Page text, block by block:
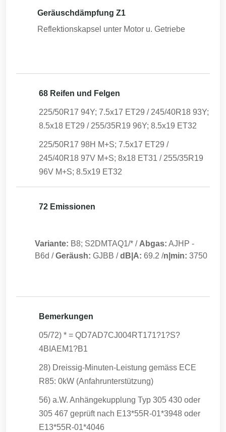
Geräuschdämpfung Z1
Reflektionskapsel unter Motor u. Getriebe
68 Reifen und Felgen
225/50R17 94Y; 7.5x17 ET29 / 245/40R18 93Y;
8.5x18 ET29 / 255/35R19 96Y; 8.5x19 ET32
225/50R17 98H M+S; 7.5x17 ET29 /
245/40R18 97V M+S; 8x18 ET31 / 255/35R19
96V M+S; 8.5x19 ET32
72 Emissionen
Variante: B8; S2DMTAQ1/* / Abgas: AJHP -
B6d /Geräush: GJBB /dB|A: 69.2 /n|min: 3750
Bemerkungen
05/72) * = QD7AD7CJ004RT171?1?S?
4BIAEM1?B1
28) Dreissig-Minuten-Leistung gemäss ECE
R85: 0kW (Anfahrunterstützung)
56) a.W. Anhängekupplung Typ 305 430 oder
305 467 geprüft nach E13*55R-01*3948 oder
E13*55R-01*4046